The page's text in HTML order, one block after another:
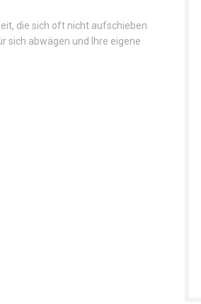
die sich oft nicht aufschieben
sich abwägen und Ihre eigene